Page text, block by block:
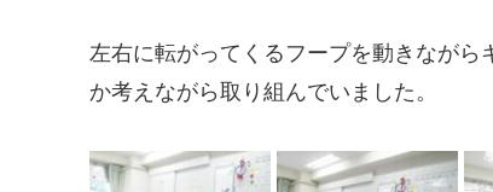
左右に転がってくるフープを動きながら
か考えながら取り組んでいました。